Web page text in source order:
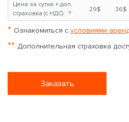
Цена за сутки + доп.
страховка (с НДС)
?
29$ 36$
* Ознакомиться с условиями
** Дополнительная страховка
Заказать